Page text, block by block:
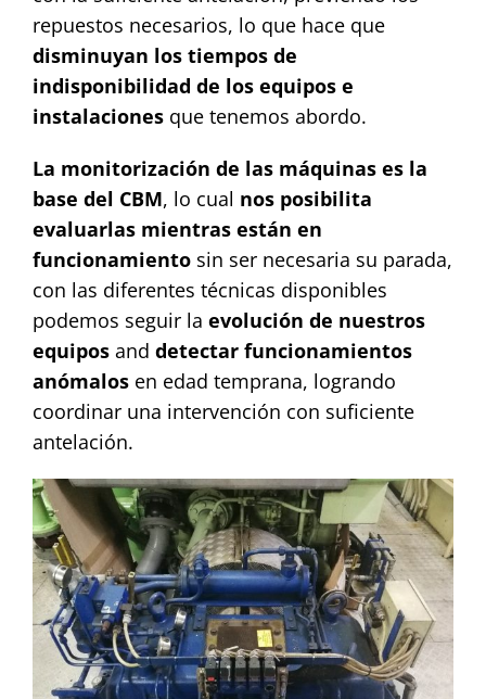
repuestos necesarios, lo que hace que
disminuyan los tiempos de
indisponibilidad de los equipos e
instalacionesque tenemos abordo.
La monitorización de las máquinas es la
base del CBM, lo cual nos posibilita
evaluarlas mientras están en
funcionamientosin ser necesaria su parada,
con las diferentes técnicas disponibles
podemos seguir la evolución de nuestros
equiposand detectar funcionamientos
anómalosen edad temprana, logrando
coordinar una intervención con suficiente
antelación.